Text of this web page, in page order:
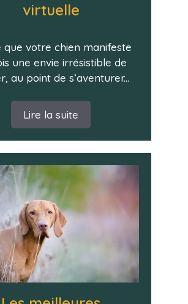
virtuelle
que votre chien manifeste
une envie irrésistible de
au point de s’aventurer...
Lire la suite